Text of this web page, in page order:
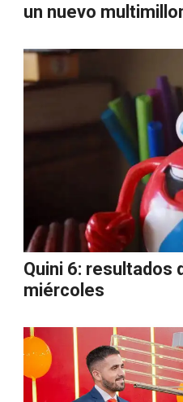
un nuevo
Quini 6: resultados
miércoles